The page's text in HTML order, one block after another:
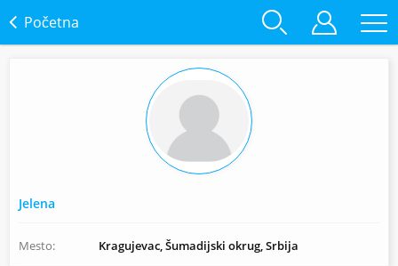
Početna
Jelena
Mesto: Kragujevac, Šumadijski okrug, Srbija